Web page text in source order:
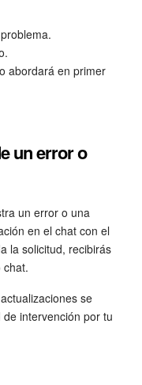
abordará en primer
un error o
un error o una
en el chat con el
la solicitud, recibirás
chat.
se
intervención por tu